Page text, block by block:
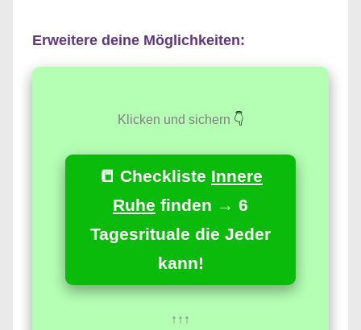
Erweitere deine Möglichkeiten:
Klicken und sichern 👇
📒 Checkliste Innere
Ruhe finden → 6
Tagesrituale die Jeder
kann!
↑↑↑